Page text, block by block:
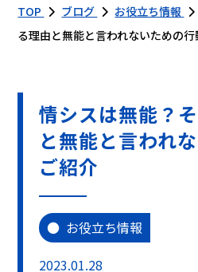
TOP ブログ お役立ち情報
る理由と無能と言われないための
情シスは無能？
と無能と言われ
ご紹介
お役立ち情報
2023.01.28